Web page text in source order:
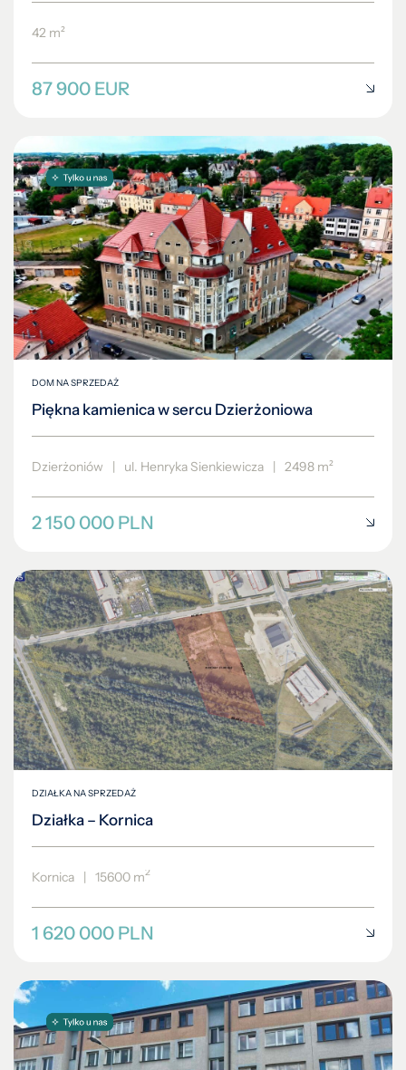
42 m²
87 900 EUR
DOM NA SPRZEDAŻ
Piękna kamienica w sercu Dzierżoniowa
Dzierżoniów | ul. Henryka Sienkiewicza | 2498 m²
2 150 000 PLN
DZIAŁKA NA SPRZEDAŻ
Działka – Kornica
Kornica | 15600 m2
1 620 000 PLN